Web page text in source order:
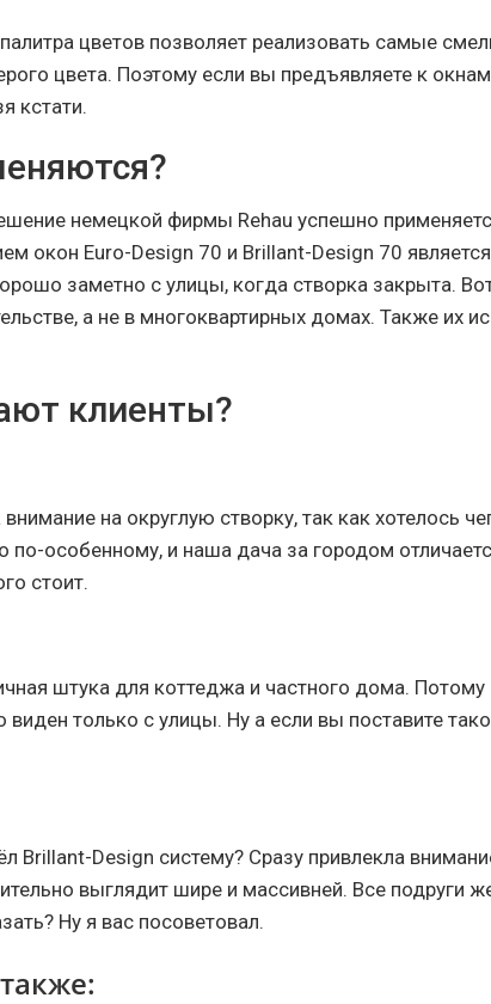
цветов позволяет реализовать самые
цвета. Поэтому если вы предъявляете к
кстати.
немецкой фирмы Rehau успешно
окон Euro-Design 70 и Brillant-Design 70
заметно с улицы, когда створка закрыта.
а не в многоквартирных домах. Также их
клиенты?
на округлую створку, так как хотелось
по-особенному, и наша дача за городом
стоит.
штука для коттеджа и частного дома.
виден только с улицы. Ну а если вы поставите
Brillant-Design систему? Сразу привлекла
выглядит шире и массивней. Все подруги
Ну я вас посоветовал.